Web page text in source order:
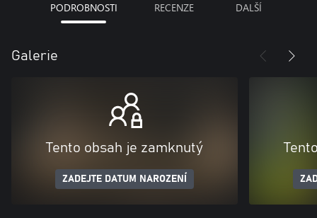
PODROBNOSTI RECENZE DALŠÍ
Galerie
Tento obsah je zamknutý
ZADEJTE DATUM NAROZENÍ